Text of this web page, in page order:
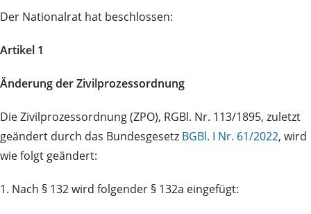
Der Nationalrat hat beschlossen:
Artikel 1
Änderung der Zivilprozessordnung
Die Zivilprozessordnung (ZPO), RGBl. Nr. 113/1895, zuletzt
geändert durch das Bundesgesetz BGBl. I Nr. 61/2022, wird
wie folgt geändert:
1. Nach § 132 wird folgender § 132a eingefügt: